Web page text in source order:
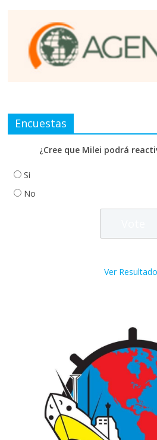
Encuestas
¿Cree que Milei podrá
Si
No
Ver